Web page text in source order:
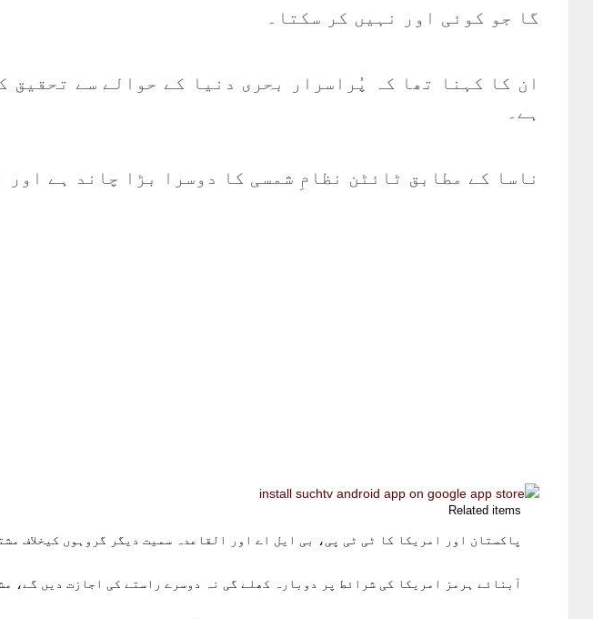
گا جو کوئی اور نہیں کر سکتا۔
ان کا کہنا تھا کہ پُراسرار بحری دنیا کے حوالے سے تحقیق
ہے۔
ناسا کے مطابق ٹائٹن نظامِ شمسی کا دوسرا بڑا چاند ہے
Related items
پاکستان اور امریکا کا ٹی ٹی پی، بی ایل اے اور القاعدہ سمیت دیگر گروہوں کیخلاف
آبنائے ہرمز امریکا کی شرائط پر دوبارہ کھلے گی نہ دوسرے راستے کی اجازت دیں گے،